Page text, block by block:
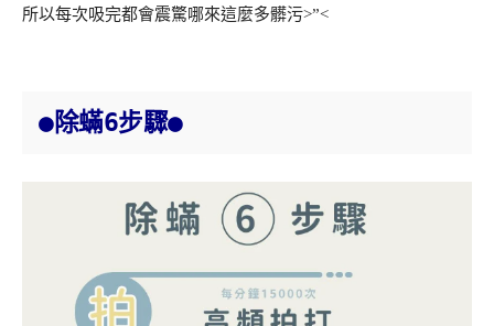
所以每次吸完都會震驚哪來這麼多髒污>”<
●除蟎6步驟●